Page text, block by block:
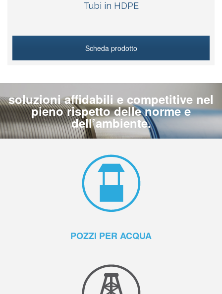
Tubi in HDPE
Scheda prodotto
soluzioni affidabili e competitive nel
pieno rispetto delle norme e
dell’ambiente.
POZZI PER ACQUA